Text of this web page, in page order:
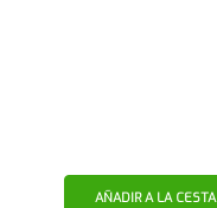
AÑADIR A LA CESTA